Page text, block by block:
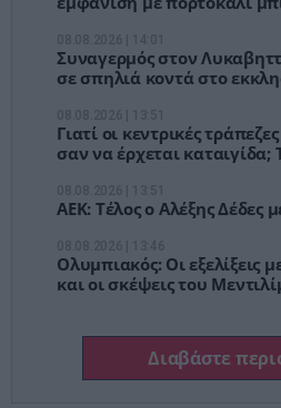
Συναγερμός στον
σε σπηλιά κοντά στο
Γιατί οι κεντρικές
σαν να έρχεται καταιγίδα;
ΑΕΚ: Τέλος ο Αλέξης Δέδες
Ολυμπιακός: Οι εξελίξεις
και οι σκέψεις του
Διαβάστε